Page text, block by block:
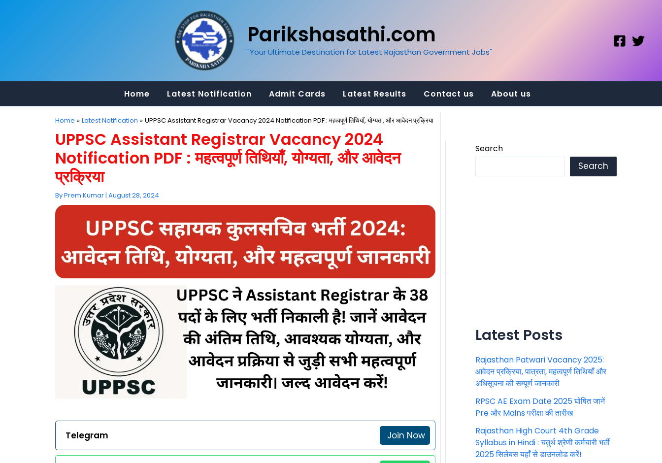
Parikshasathi.com
"Your Ultimate Destination for Latest Rajasthan Government Jobs"
Home Latest Notification Admit Cards Latest Results Contact us About us
Home Latest Notification UPPSC Assistant Registrar Vacancy 2024 Notification PDF : महत्वपूर्ण तिथियाँ, योग्यता, और आवेदन प्रक्रिया
UPPSC Assistant Registrar Vacancy 2024
Notification PDF : महत्वपूर्ण तिथियाँ, योग्यता, और आवेदन
प्रक्रिया
ByPrem Kumar| August 28, 2024
Telegram Join Now
Search
Search
Latest Posts
Rajasthan Patwari Vacancy 2025:
आवेदन प्रक्रिया, पात्रता, महत्वपूर्ण तिथियाँ और
अधिसूचना की सम्पूर्ण जानकारी
RPSC AE Exam Date 2025 घोषित जानें
Pre और Mains परीक्षा की तारीख
Rajasthan High Court 4th Grade
Syllabus in Hindi : चतुर्थ श्रेणी कर्मचारी भर्ती
2025 सिलेबस यहाँ से डाउनलोड करें!